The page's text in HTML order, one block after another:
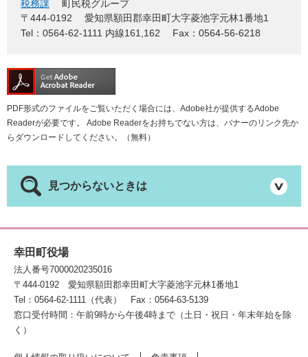
税務課
町民税グループ
〒444-0192
愛知県額田郡幸田町大字菱池字元林1番地1
Tel：0564-62-1111 内線161,162
Fax：0564-56-6218
PDF形式のファイルをご覧いただく場合には、Adobe社が提供するAdobe
Readerが必要です。
Adobe Readerをお持ちでない方は、バナーのリンク先か
らダウンロードしてください。（無料）
見つからないときは
幸田町役場
法人番号7000020235016
〒444-0192
愛知県額田郡幸田町大字菱池字元林1番地1
Tel：0564-62-1111（代表）
Fax：0564-63-5139
窓口受付時間：午前9時から午後4時まで（土日・祝日・年末年始を除
く）